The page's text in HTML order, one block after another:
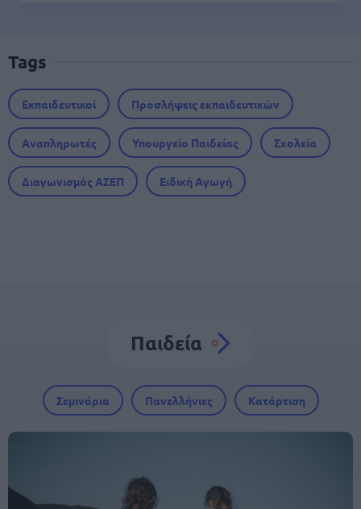
Tags
Εκπαιδευτικοί Προσλήψεις εκπαιδευτικών
Αναπληρωτές Υπουργείο Παιδείας Σχολεία
Διαγωνισμός ΑΣΕΠ Ειδική Αγωγή
Παιδεία
Σεμινάρια Πανελλήνιες Κατάρτιση